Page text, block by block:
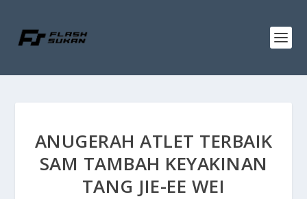
ANUGERAH ATLET TERBAIK
SAM TAMBAH KEYAKINAN
TANG JIE-EE WEI